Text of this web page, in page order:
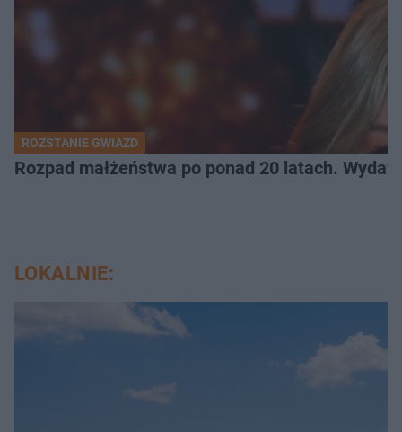
ROZSTANIE GWIAZD
Rozpad małżeństwa po ponad 20 latach.
LOKALNIE: